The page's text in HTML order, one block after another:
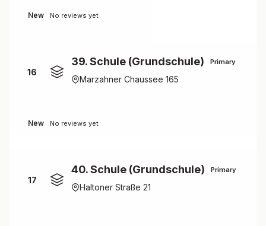
New No reviews yet
16
39. Schule (Grundschule) Primary
Marzahner Chaussee 165
New No reviews yet
17
40. Schule (Grundschule) Primary
Haltoner Straße 21